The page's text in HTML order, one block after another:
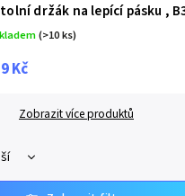
držák na lepící pásku ,
(>10 ks)
Kč
Zobrazit více produktů